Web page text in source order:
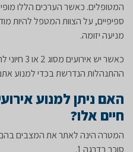
המטופלים. כאשר הערכים הללו
ספיפיים, על הצוות המטפל להיות
מניעה יזומה.
כאשר יש
ההתנהלות הנדרשת בכדי למנוע
האם ניתן למנוע
חיים אלו?
המטרה הינה לאתר את המצבים בהם